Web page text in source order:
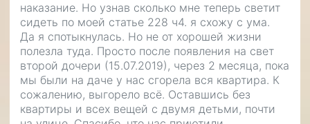
наказание. Но узнав сколько мне теперь светит
сидеть по моей статье 228 ч4. я схожу с ума.
Да я спотыкнулась. Но не от хорошей жизни
полезла туда. Просто после появления на свет
второй дочери (15.07.2019), через 2 месяца, пока
мы были на даче у нас сгорела вся квартира. К
сожалению, выгорело всё. Оставшись без
квартиры и всех вещей с двумя детьми, почти